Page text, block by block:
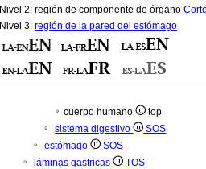
Nivel 2: región de componente de órgano
Nivel 3: región de la pared del estómago
cuerpo humano
top
sistema digestivo
SOS
estómago
SOS
láminas gastricas
TOS